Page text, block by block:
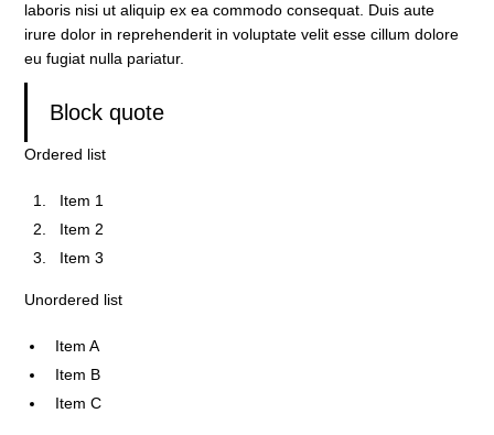
laboris nisi ut aliquip ex ea commodo consequat. Duis aute
irure dolor in reprehenderit in voluptate velit esse cillum dolore
eu fugiat nulla pariatur.
Block quote
Ordered list
Item 1
Item 2
Item 3
Unordered list
Item A
Item B
Item C